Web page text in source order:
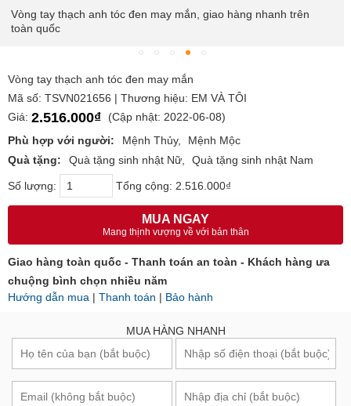
Vòng tay thạch anh tóc đen may mắn, giao hàng nhanh trên
toàn quốc
Vòng tay thạch anh tóc đen may mắn
Mã số: TSVN021656 | Thương hiệu: EM VÀ TÔI
Giá: 2.516.000₫
(Cập nhật: 2022-06-08)
Phù hợp với người:
Mệnh Thủy
Mệnh Mộc
Quà tặng:
Quà tặng sinh nhật Nữ Quà tặng sinh nhật Nam
Số lượng: Tổng cộng: 2.516.000₫
MUA NGAY
Mang thịnh vượng về với bản thân
Giao hàng toàn quốc - Thanh toán an toàn - Khách hàng ưa
chuộng bình chọn nhiều năm
Hướng dẫn mua | Thanh toán | Bảo hành
MUA HÀNG NHANH